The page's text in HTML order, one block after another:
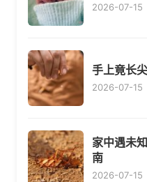
2026-07-15
手上竟长
2026-07-15
家中遇未
南
2026-07-15